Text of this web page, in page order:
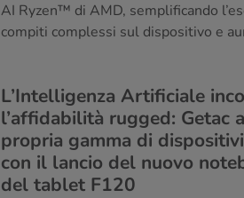
AI Ryzen™ di AMD, semplificando
compiti complessi sul dispositivo e
L’Intelligenza Artificiale
l’affidabilità rugged: Getac
propria gamma di
con il lancio del nuovo
del tablet F120